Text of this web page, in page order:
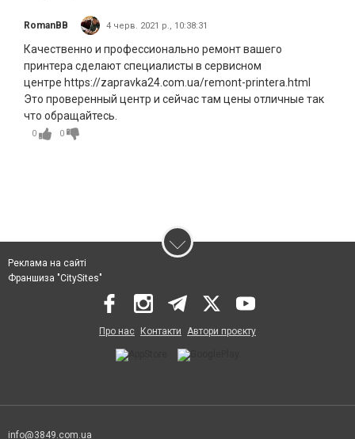
RomanBB 4 черв. 2021 р., 10:38:31
Качественно и профессионально ремонт вашего
принтера сделают специалисты в сервисном
центре https://zapravka24.com.ua/remont-printera.html
Это проверенный центр и сейчас там цены отличные так
что обращайтесь.
0 0
Реклама на сайті
Франшиза "CitySites"
Про нас Контакти Автори проєкту
info@3849.com.ua